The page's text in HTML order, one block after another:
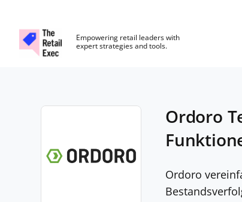
Empowering retail leaders with
expert strategies and tools.
Ordoro
Ordoro